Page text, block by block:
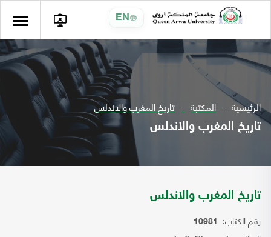
EN
الرئيسية المكتبة تاريخ المغرب والاندلس
تاريخ المغرب والاندلس
تاريخ المغرب والاندلس
رقم الكتاب: 10981